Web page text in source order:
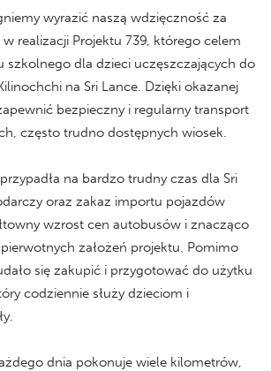
wyrazić naszą wdzięczność za
realizacji Projektu 739, którego celem
szkolnego dla dzieci uczęszczających do
na Sri Lance. Dzięki okazanej
bezpieczny i regularny transport
często trudno dostępnych wiosek.
na bardzo trudny czas dla Sri
oraz zakaz importu pojazdów
wzrost cen autobusów i znacząco
założeń projektu. Pomimo
się zakupić i przygotować do użytku
codziennie służy dzieciom i
dnia pokonuje wiele kilometrów,